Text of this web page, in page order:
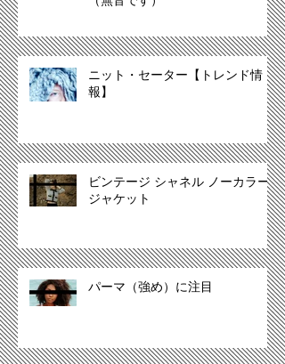
ニット・セーター【トレンド情
報】
ビンテージ シャネル ノーカラー
ジャケット
パーマ（強め）に注目